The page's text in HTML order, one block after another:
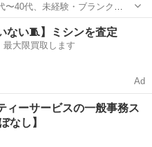
〜40代、未経験・ブランク
https://lin.ee...
ない🧵】ミシンを査定
大限買取します
Ad
ィーサービスの一般事務ス
なし】